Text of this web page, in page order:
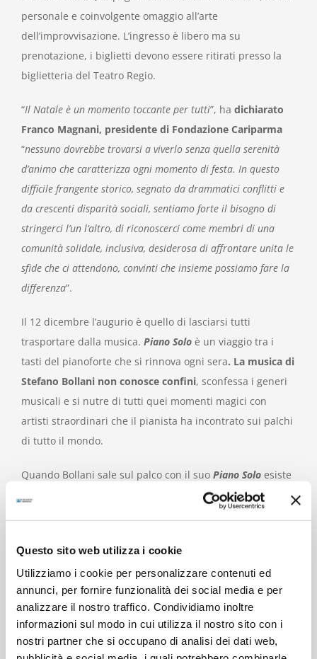
Questo sito web utilizza i cookie
Utilizziamo i cookie per personalizzare contenuti ed
annunci, per fornire funzionalità dei social media e per
analizzare il nostro traffico. Condividiamo inoltre
informazioni sul modo in cui utilizza il nostro sito con i
nostri partner che si occupano di analisi dei dati web,
personale e coinvolgente omaggio all’arte
dell’improvvisazione. L’ingresso è libero ma su
prenotazione, i biglietti devono essere ritirati presso la
biglietteria del Teatro Regio.
“Il Natale è un momento toccante per tutti”, ha dichiarato
Franco Magnani, presidente di Fondazione Cariparma
“nessuno dovrebbe trovarsi a viverlo senza quella serenità
d’animo che caratterizza ogni momento di festa. In questo
difficile frangente storico, segnato da drammatici conflitti e
da crescenti disparità sociali, sentiamo forte il bisogno di
stringerci l’un l’altro, di riconoscerci come membri di una
comunità solidale, inclusiva, desiderosa di affrontare unita le
sfide che ci attendono, convinti che insieme possiamo fare la
differenza”.
Il 12 dicembre l’augurio è quello di lasciarsi tutti
trasportare dalla musica. Piano Soloè un viaggio tra i
tasti del pianoforte che si rinnova ogni sera. La musica di
Stefano Bollani non conosce confini, sconfessa i generi
musicali e si nutre di tutti quei momenti magici con
artisti straordinari che il pianista ha incontrato sui palchi
di tutto il mondo.
Quando Bollani sale sul palco con il suo Piano Solo esiste
una sola regola: rendere omaggio all’arte
dell’improvvisazione grazie all’unione sempre nuova di
session. Ogni volta con un risultato diverso, eppur
sempre incredibile.
Nel one man show di Stefano Bollani tutto può
accadere.Non esiste nessuna scaletta, nessun
programma di sala a indicare il succedersi dei brani. Lo